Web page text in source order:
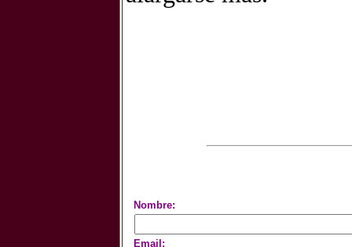
Nombre:
Email: